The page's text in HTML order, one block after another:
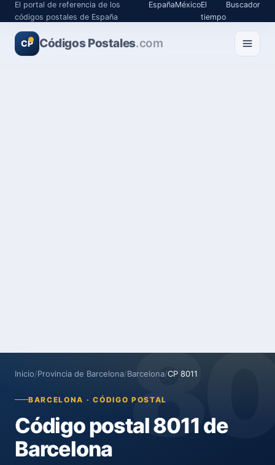
El portal de referencia de los
códigos postales de España
EspañaMéxicoEl
tiempo
Buscador
CP Códigos Postales.com
Inicio/Provincia de Barcelona/Barcelona/CP 8011
BARCELONA · CÓDIGO POSTAL
Código postal 8011 de
Barcelona